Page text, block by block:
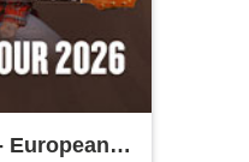
European